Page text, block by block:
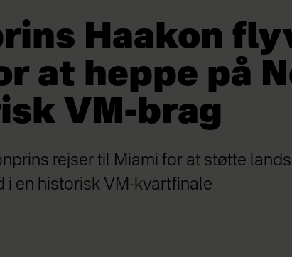
Haakon
at heppe på
VM-brag
rejser til Miami for at støtte
i en historisk VM-kvartfinale